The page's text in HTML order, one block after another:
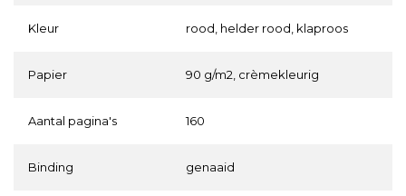
Kleur rood, helder rood, klaproos
Papier 90 g/m2, crèmekleurig
Aantal pagina's 160
Binding genaaid